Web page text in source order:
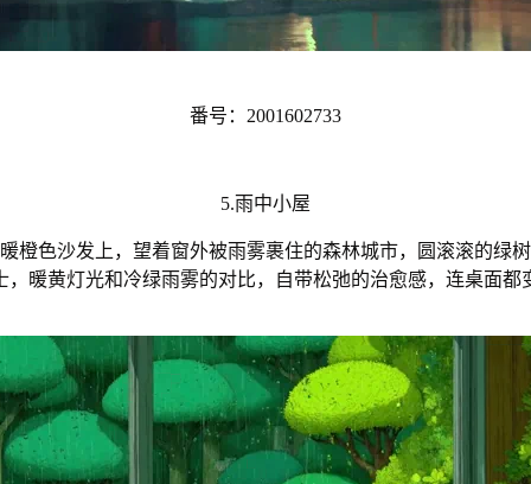
番号：2001602733
5.雨中小屋
橙色沙发上，望着窗外被雨雾裹住的森林城市，圆滚滚的绿
，暖黄灯光和冷绿雨雾的对比，自带松弛的治愈感，连桌面都